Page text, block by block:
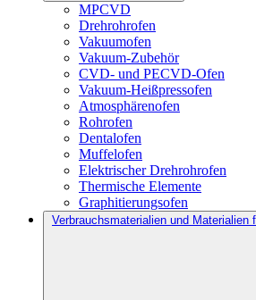
MPCVD
Drehrohrofen
Vakuumofen
Vakuum-Zubehör
CVD- und PECVD-Ofen
Vakuum-Heißpressofen
Atmosphärenofen
Rohrofen
Dentalofen
Muffelofen
Elektrischer Drehrohrofen
Thermische Elemente
Graphitierungsofen
Verbrauchsmaterialien und Materialien